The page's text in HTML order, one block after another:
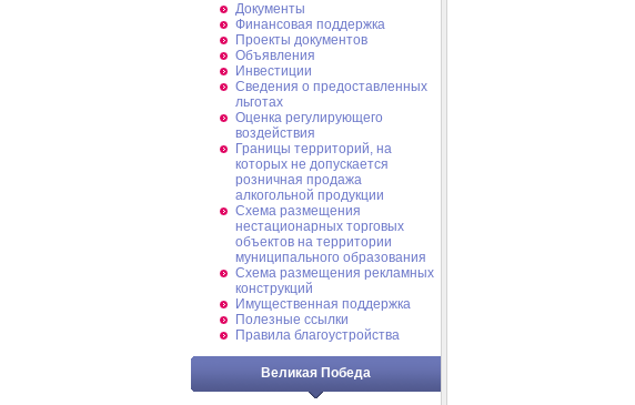
Документы
Финансовая поддержка
Проекты документов
Объявления
Инвестиции
Сведения о предоставленных
льготах
Оценка регулирующего
воздействия
Границы территорий, на
которых не допускается
розничная продажа
алкогольной продукции
Схема размещения
нестационарных торговых
объектов на территории
муниципального образования
Схема размещения рекламных
конструкций
Имущественная поддержка
Полезные ссылки
Правила благоустройства
Великая Победа